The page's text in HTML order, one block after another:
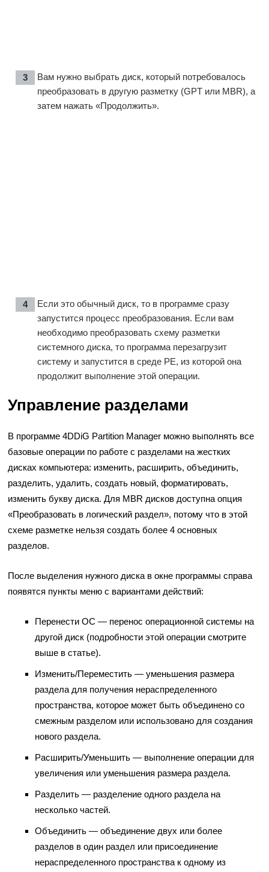
Вам нужно выбрать диск, который потребовалось
преобразовать в другую разметку (GPT или MBR), а
затем нажать «Продолжить».
Если это обычный диск, то в программе сразу
запустится процесс преобразования. Если вам
необходимо преобразовать схему разметки
системного диска, то программа перезагрузит
систему и запустится в среде PE, из которой она
продолжит выполнение этой операции.
Управление разделами
В программе 4DDiG Partition Manager можно выполнять все
базовые операции по работе с разделами на жестких
дисках компьютера: изменить, расширить, объединить,
разделить, удалить, создать новый, форматировать,
изменить букву диска. Для MBR дисков доступна опция
«Преобразовать в логический раздел», потому что в этой
схеме разметке нельзя создать более 4 основных
разделов.
После выделения нужного диска в окне программы справа
появятся пункты меню с вариантами действий:
Перенести ОС — перенос операционной системы на
другой диск (подробности этой операции смотрите
выше в статье).
Изменить/Переместить — уменьшения размера
раздела для получения нераспределенного
пространства, которое может быть объединено со
смежным разделом или использовано для создания
нового раздела.
Расширить/Уменьшить — выполнение операции для
увеличения или уменьшения размера раздела.
Разделить — разделение одного раздела на
несколько частей.
Объединить — объединение двух или более
разделов в один раздел или присоединение
нераспределенного пространства к одному из